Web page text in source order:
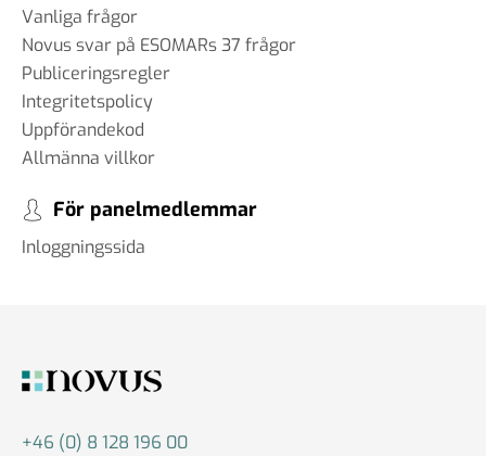
Vanliga frågor
Novus svar på ESOMARs 37 frågor
Publiceringsregler
Integritetspolicy
Uppförandekod
Allmänna villkor
För panelmedlemmar
Inloggningssida
+46 (0) 8 128 196 00